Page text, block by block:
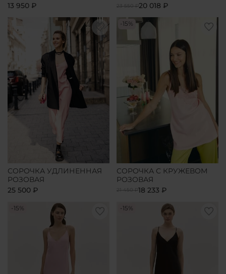
13 950 ₽
23 550 ₽20 018 ₽
СОРОЧКА УДЛИНЕННАЯ
РОЗОВАЯ
25 500 ₽
-15%
СОРОЧКА С КРУЖЕВОМ
РОЗОВАЯ
21 450 ₽18 233 ₽
-15% -15%